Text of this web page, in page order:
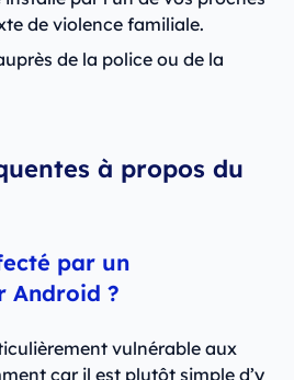
de violence familiale.
de la police ou de la
à propos du
par un
Android ?
vulnérable aux
car il est plutôt simple d’y